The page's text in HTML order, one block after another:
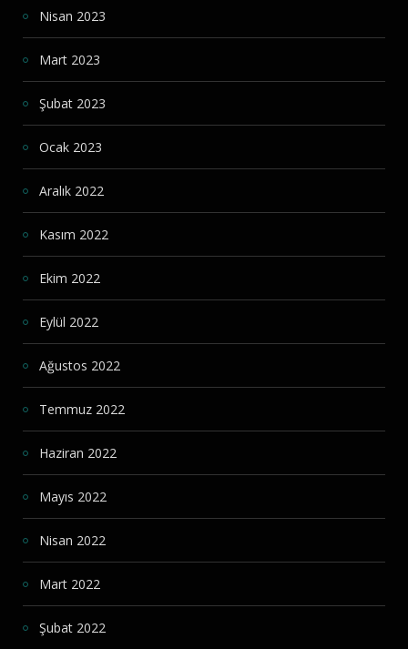
Nisan 2023
Mart 2023
Şubat 2023
Ocak 2023
Aralık 2022
Kasım 2022
Ekim 2022
Eylül 2022
Ağustos 2022
Temmuz 2022
Haziran 2022
Mayıs 2022
Nisan 2022
Mart 2022
Şubat 2022